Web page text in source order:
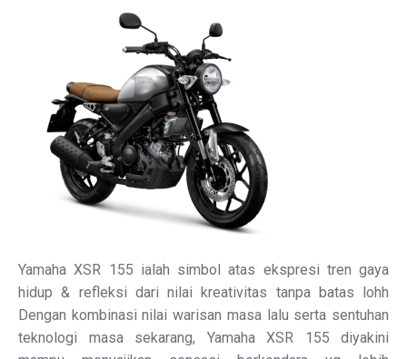
Yamaha XSR 155 ialah simbol atas ekspresi tren gaya
hidup & refleksi dari nilai kreativitas tanpa batas lohh
Dengan kombinasi nilai warisan masa lalu serta sentuhan
teknologi masa sekarang, Yamaha XSR 155 diyakini